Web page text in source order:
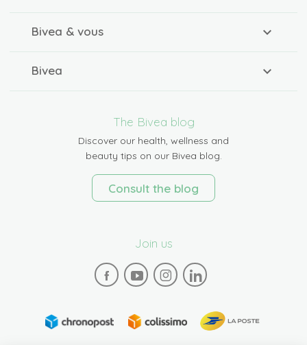
Bivea & vous
Bivea
The Bivea blog
Discover our health, wellness and
beauty tips on our Bivea blog.
Consult the blog
Join us